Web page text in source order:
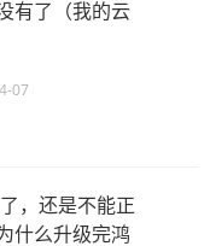
有了（我的云
07
，还是不能正
什么升级完鸿